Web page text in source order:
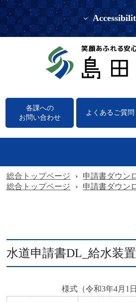
各課への
お問い合わせ
よくあるご質問
総合トップページ › 申請書ダウン
総合トップページ
› 申請書ダウン
水道申請書DL_給水装
様式（令和3年4月1